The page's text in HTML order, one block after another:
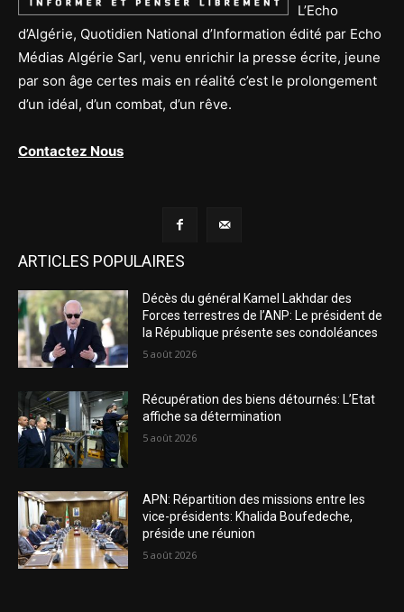
L’Echo
d’Algérie, Quotidien National d’Information édité par Echo
Médias Algérie Sarl, venu enrichir la presse écrite, jeune
par son âge certes mais en réalité c’est le prolongement
d’un idéal, d’un combat, d’un rêve.
Contactez Nous
ARTICLES POPULAIRES
Décès du général Kamel Lakhdar des
Forces terrestres de l’ANP: Le président de
la République présente ses condoléances
5 août 2026
Récupération des biens détournés: L’Etat
affiche sa détermination
5 août 2026
APN: Répartition des missions entre les
vice-présidents: Khalida Boufedeche,
préside une réunion
5 août 2026